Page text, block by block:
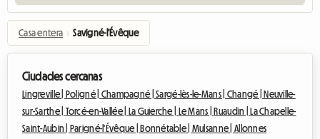
Casa entera › Savigné-l'Évêque
Ciudades cercanas
Lingreville | Poligné | Champagné |Sargé-lès-le-Mans | Changé | Neuville-
sur-Sarthe | Torcé-en-Vallée | La Guierche | Le Mans | Ruaudin |
La Chapelle-
Saint-Aubin |
Parigné-l'Évêque | Bonnétable | Mulsanne | Allonnes